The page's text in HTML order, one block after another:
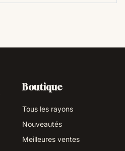
Boutique
Tous les rayons
Nouveautés
Meilleures ventes